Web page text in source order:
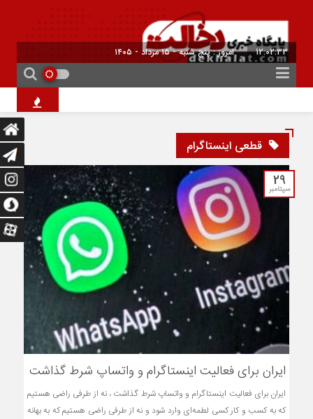
12:02:34 امروز : پنج شنبه - ۱۵ مرداد - ۱۴۰۵
قطعی اینستاگرام
29
سپتامبر
ایران برای فعالیت اینستاگرام و واتساپ شرط گذاشت
ایران برای فعالیت اینستاگرام و واتساپ شرط گذاشت ، نه از طرفی راضی هستیم
که به کسب و کار کسی لطمه‌ای وارد شود و نه از طرفی راضی هستیم که به بهانه